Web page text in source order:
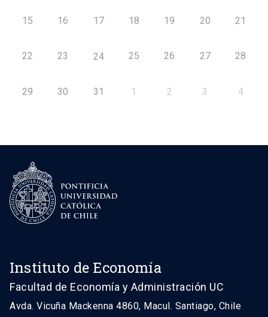
15 16 17 18 19 20 21
22 23 24 25 26 27 28
29 30 31 1 2 3 4
Instituto de Economía
Facultad de Economía y Administración UC
Avda. Vicuña Mackenna 4860, Macul. Santiago, Chile